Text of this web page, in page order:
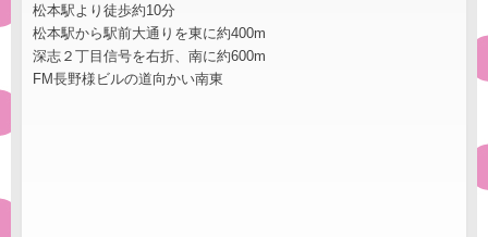
松本駅より徒歩約10分
松本駅から駅前大通りを東に約400m
深志２丁目信号を右折、南に約600m
FM長野様ビルの道向かい南東